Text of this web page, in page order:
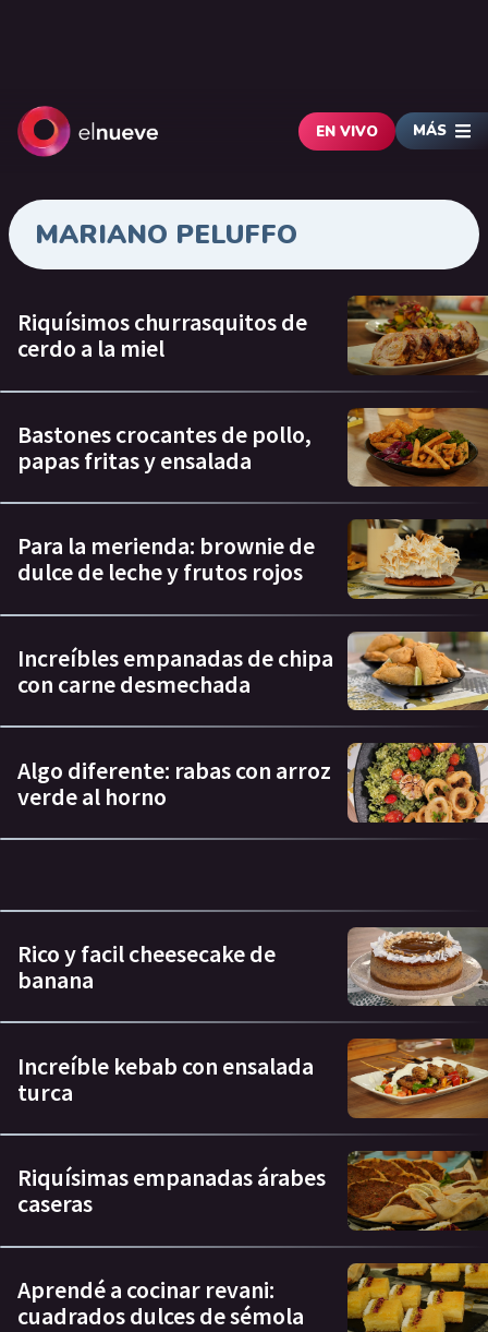
EN VIVO MÁS
MARIANO PELUFFO
Riquísimos churrasquitos de
cerdo a la miel
Bastones crocantes de pollo,
papas fritas y ensalada
Para la merienda: brownie de
dulce de leche y frutos rojos
Increíbles empanadas de chipa
con carne desmechada
Algo diferente: rabas con arroz
verde al horno
Rico y facil cheesecake de
banana
Increíble kebab con ensalada
turca
Riquísimas empanadas árabes
caseras
Aprendé a cocinar revani:
cuadrados dulces de sémola